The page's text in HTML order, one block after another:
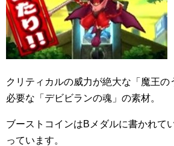
クリティカルの威力が絶大な「魔王の
必要な「デビビランの魂」の素材。
ブーストコインはBメダルに書かれて
っています。